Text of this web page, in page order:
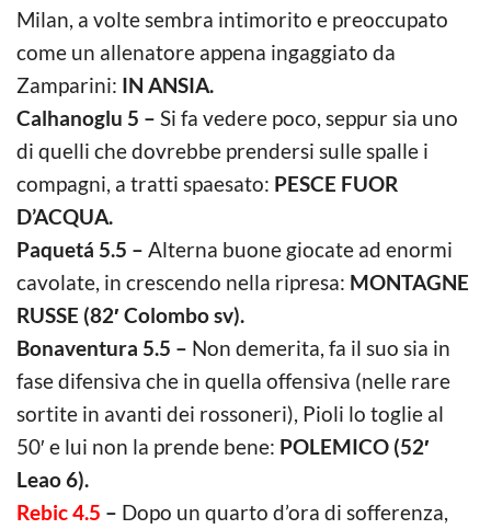
Milan, a volte sembra intimorito e preoccupato
come un allenatore appena ingaggiato da
Zamparini: IN ANSIA.
Calhanoglu 5 – Si fa vedere poco, seppur sia uno
di quelli che dovrebbe prendersi sulle spalle i
compagni, a tratti spaesato: PESCE FUOR
D’ACQUA.
Paquetá 5.5 – Alterna buone giocate ad enormi
cavolate, in crescendo nella ripresa: MONTAGNE
RUSSE (82′ Colombo sv).
Bonaventura 5.5 – Non demerita, fa il suo sia in
fase difensiva che in quella offensiva (nelle rare
sortite in avanti dei rossoneri), Pioli lo toglie al
50′ e lui non la prende bene: POLEMICO (52′
Leao 6).
Rebic 4.5 – Dopo un quarto d’ora di sofferenza,